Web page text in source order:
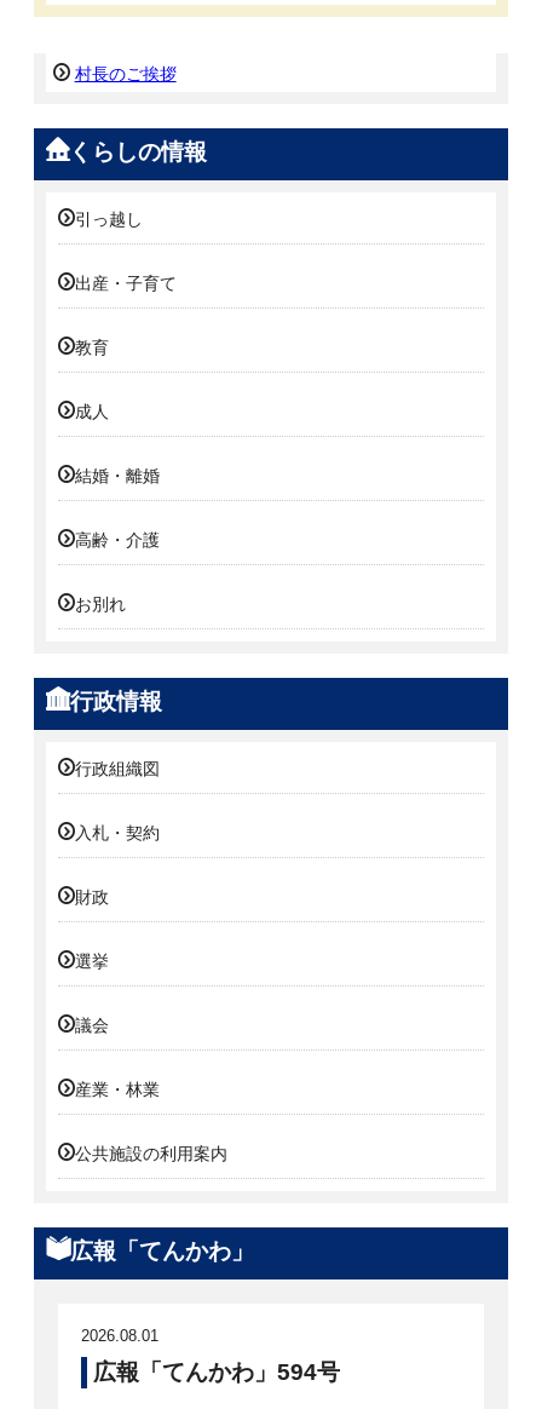
村長のご挨拶
くらしの情報
引っ越し
出産・子育て
教育
成人
結婚・離婚
高齢・介護
お別れ
行政情報
行政組織図
入札・契約
財政
選挙
議会
産業・林業
公共施設の利用案内
広報「てんかわ」
2026.08.01
広報「てんかわ」594号